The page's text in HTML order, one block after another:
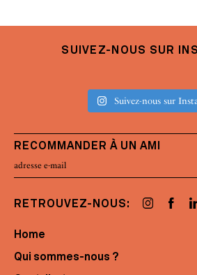
SUIVEZ-NOUS SUR
Suivez-nous sur
RECOMMANDER À UN AMI
RETROUVEZ-NOUS:
Home
Qui sommes-nous ?